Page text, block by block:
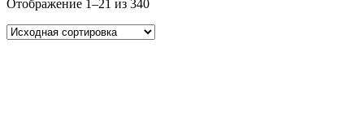
Отображение 1–21 из 340